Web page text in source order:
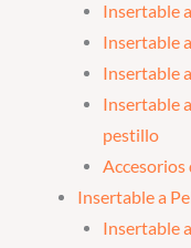
Insertable
Insertable
Insertable
Insertable
pestillo
Accesorios
Insertable a
Insertable